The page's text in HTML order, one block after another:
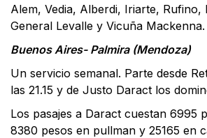
Alem, Vedia, Alberdi, Iriarte, Rufino,
General Levalle y Vicuña
Buenos Aires- Palmira (Mendoza)
Un servicio semanal. Parte desde
las 21.15 y de Justo Daract los
Los pasajes a Daract cuestan 6995
8380 pesos en pullman y 25165 en